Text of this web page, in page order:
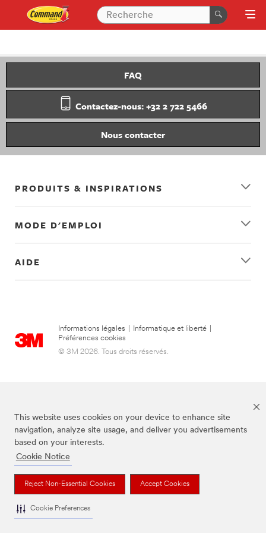
This website uses cookies on your device to enhance site
navigation, analyze site usage, and deliver you advertisements
based on your interests.
Cookie Notice
Reject Non-Essential Cookies Accept Cookies
Cookie Preferences
FAQ
Contactez-nous: +32 2 722 5466
Nous contacter
PRODUITS & INSPIRATIONS
MODE D'EMPLOI
AIDE
Informations légales Informatique et liberté
Préférences cookies
© 3M 2026. Tous droits réservés.
La marque Command est une marque déposée de 3M.